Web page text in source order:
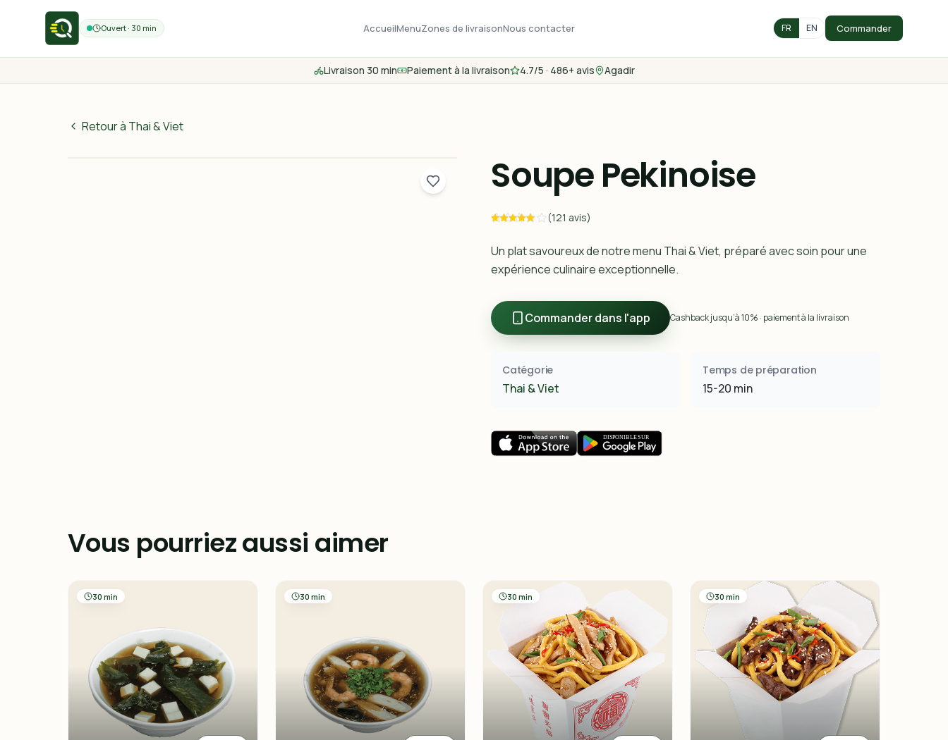
Ouvert · 30 min AccueilMenuZones de livraisonNous contacter FR EN Commander
Livraison 30 min Paiement à la livraison 4.7/5 · 486+ avis Agadir
Retour à Thai & Viet
55MAD
Soupe Pekinoise
(121 avis)
Un plat savoureux de notre menu Thai & Viet, préparé avec soin pour une
expérience culinaire exceptionnelle.
Commander dans l'app Cashback jusqu’à 10% · paiement à la livraison
Catégorie
Thai & Viet
Temps de préparation
15-20 min
Vous pourriez aussi aimer
30 min 30 min 30 min 30 min